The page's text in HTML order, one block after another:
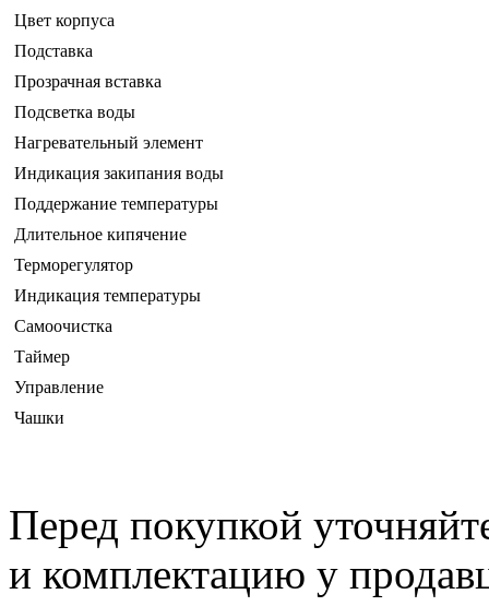
Цвет корпуса
Подставка
Прозрачная вставка
Подсветка воды
Нагревательный элемент
Индикация закипания воды
Поддержание температуры
Длительное кипячение
Терморегулятор
Индикация температуры
Самоочистка
Таймер
Управление
Чашки
Перед покупкой
и комплектацию у